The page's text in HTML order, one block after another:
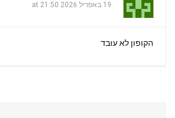
19 באפריל 2026 at 21:50
הקופון לא עובד